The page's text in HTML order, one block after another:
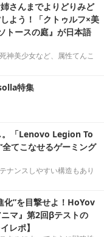
さんまでよりどりみど
よう！「クトゥルフ×美
トースの庭』が日本語
神美少女など、属性てんこ
特集
。「Lenovo Legion To
てこなせるゲーミング
ナンスしやすい構造もあり
化”を目撃せよ！HoYov
マ』第2回βテストの
レポ】